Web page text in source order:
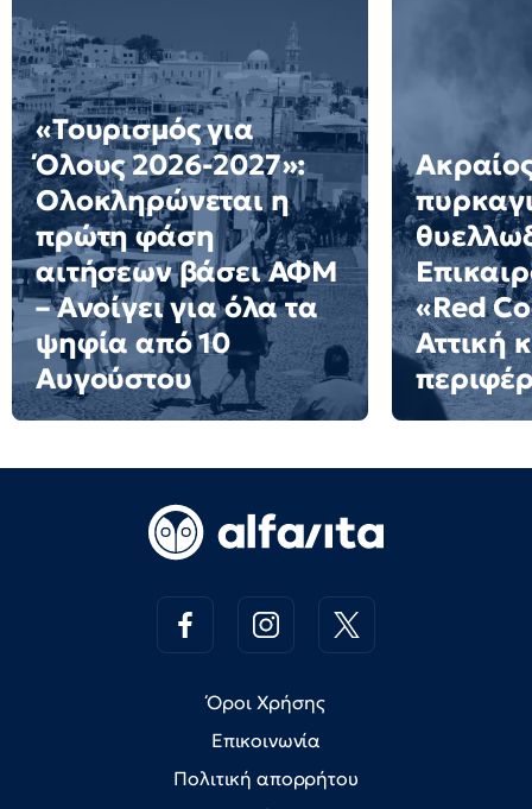
«Τουρισμός για
Όλους 2026-2027»:
Ολοκληρώνεται η
πρώτη φάση
αιτήσεων βάσει ΑΦΜ
– Ανοίγει για όλα τα
ψηφία από 10
Αυγούστου
«Red
Αττική
Όροι Χρήσης
Επικοινωνία
Πολιτική απορρήτου